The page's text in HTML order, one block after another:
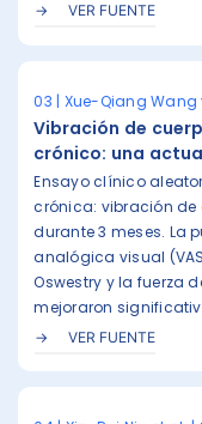
VER FUENTE
03 | Xue-Qiang Wang
Vibración de
crónico: una
Ensayo clínico
crónica: vibración de
durante 3 meses. La
analógica visual
Oswestry y la fuerza
mejoraron
VER FUENTE